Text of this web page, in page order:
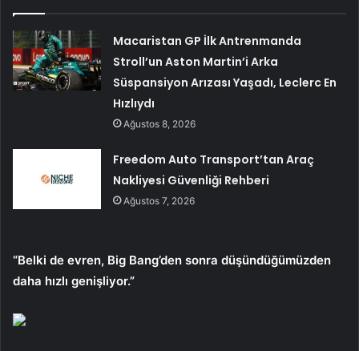
Macaristan GP İlk Antrenmanda
Stroll’un Aston Martin’i Arka
Süspansiyon Arızası Yaşadı, Leclerc En
Hızlıydı
Ağustos 8, 2026
Freedom Auto Transport’tan Araç
Nakliyesi Güvenliği Rehberi
Ağustos 7, 2026
“Belki de evren, Big Bang’den sonra düşündüğümüzden
daha hızlı genişliyor.”